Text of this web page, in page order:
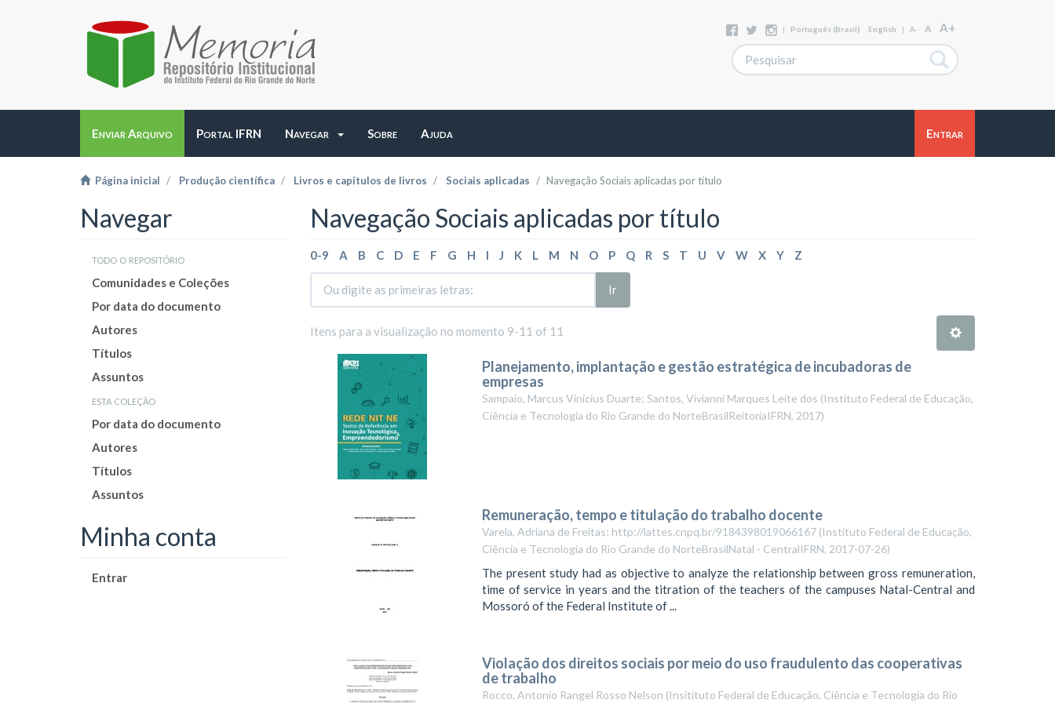
| Português (Brasil) English | A- A A+
Enviar Arquivo Portal IFRN Navegar Sobre Ajuda Entrar
Página inicial Produção científica Livros e capítulos de livros Sociais aplicadas Navegação Sociais aplicadas por título
Navegar
todo o repositório
Comunidades e Coleções
Por data do documento
Autores
Títulos
Assuntos
esta coleção
Por data do documento
Autores
Títulos
Assuntos
Minha conta
Entrar
Navegação Sociais aplicadas por título
0-9 A B C D E F G H I J K L M N O P Q R S T U V W X Y Z
Ir
Itens para a visualização no momento 9-11 of 11
Planejamento, implantação e gestão estratégica de incubadoras de
empresas
Sampaio, Marcus Vinícius Duarte; Santos, Vivianni Marques Leite dos (Instituto Federal de Educação,
Ciência e Tecnologia do Rio Grande do NorteBrasilReitoriaIFRN, 2017)
Remuneração, tempo e titulação do trabalho docente
Varela, Adriana de Freitas; http://lattes.cnpq.br/9184398019066167 (Instituto Federal de Educação,
Ciência e Tecnologia do Rio Grande do NorteBrasilNatal - CentralIFRN, 2017-07-26)
The present study had as objective to analyze the relationship between gross remuneration,
time of service in years and the titration of the teachers of the campuses Natal-Central and
Mossoró of the Federal Institute of ...
Violação dos direitos sociais por meio do uso fraudulento das cooperativas
de trabalho
Rocco, Antonio Rangel Rosso Nelson (Insitituto Federal de Educação, Ciência e Tecnologia do Rio